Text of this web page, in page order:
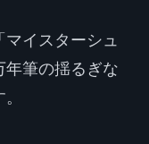
イスターシュ
年筆の揺るぎな